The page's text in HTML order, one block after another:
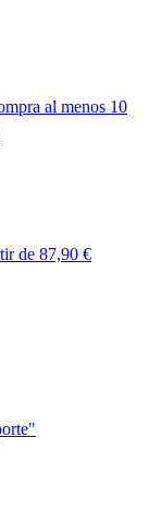
al menos 10
de 87,90 €